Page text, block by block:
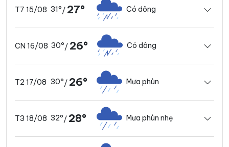
T7 15/08 31°/ 27° Có dông
CN 16/08 30°/ 26° Có dông
T2 17/08 30°/ 26° Mưa phùn
T3 18/08 32°/ 28° Mưa phùn nhẹ